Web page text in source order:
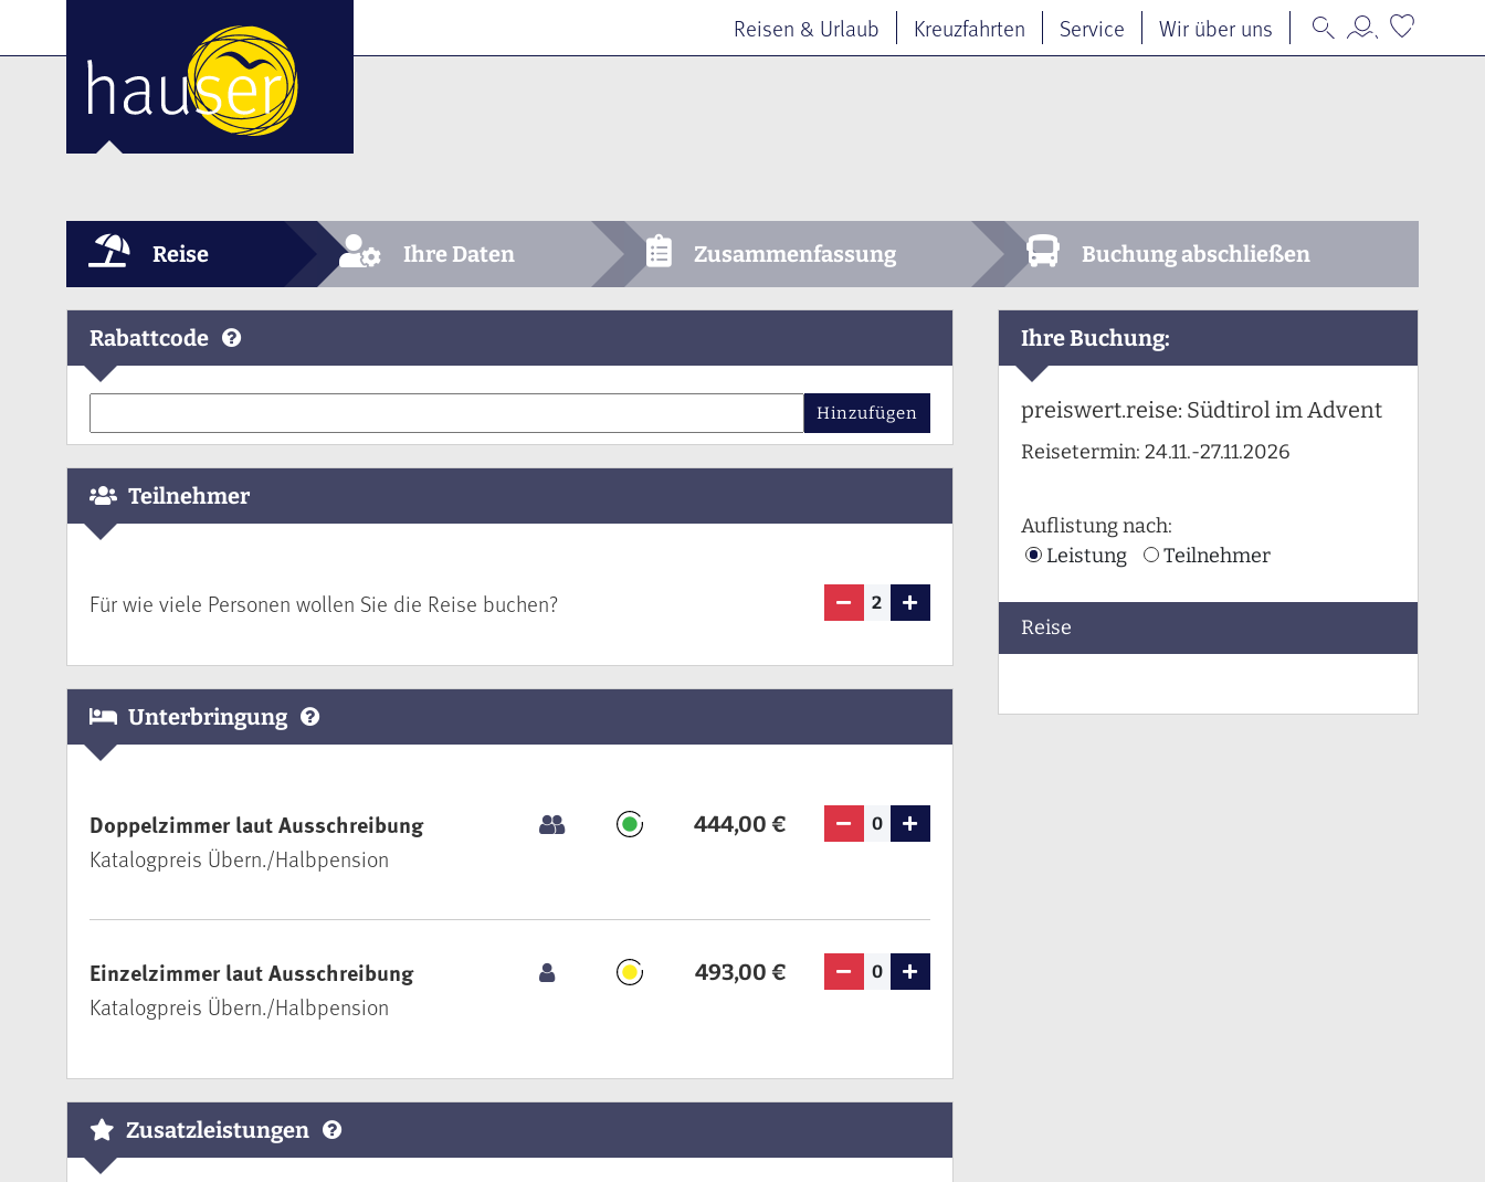
Reisen & Urlaub Kreuzfahrten Service Wir über uns
Reise Ihre Daten Zusammenfassung Buchung abschließen
Rabattcode
Hinzufügen
Teilnehmer
Für wie viele Personen wollen Sie die Reise buchen? 2
Unterbringung
Doppelzimmer laut Ausschreibung 444,00 € 0
Katalogpreis Übern./Halbpension
Einzelzimmer laut Ausschreibung 493,00 € 0
Katalogpreis Übern./Halbpension
Zusatzleistungen
Ihre Buchung:
preiswert.reise: Südtirol im Advent
Reisetermin: 24.11.-27.11.2026
Auflistung nach:
Leistung
Teilnehmer
Reise